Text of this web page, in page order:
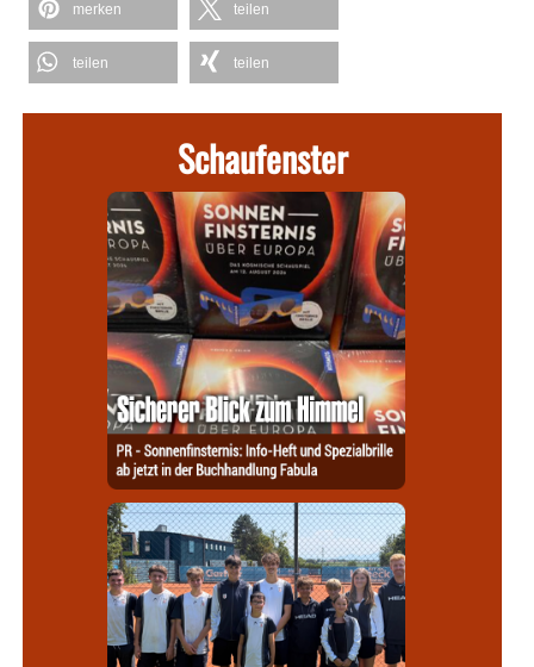
merken teilen
teilen teilen
Schaufenster